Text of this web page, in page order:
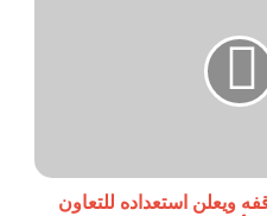
ويعلن استعداده للتعاون